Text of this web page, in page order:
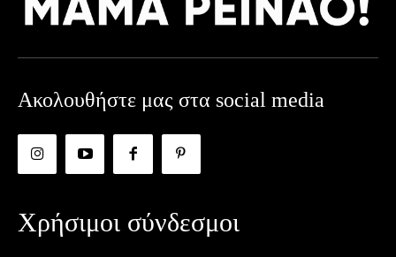
Ακολουθήστε μας στα social media
Χρήσιμοι σύνδεσμοι